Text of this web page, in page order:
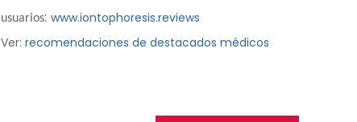
usuarios: www.iontophoresis.reviews
Ver: recomendaciones de destacados médicos